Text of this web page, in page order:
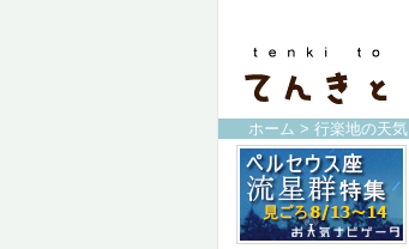
ホーム > 行楽地の天気